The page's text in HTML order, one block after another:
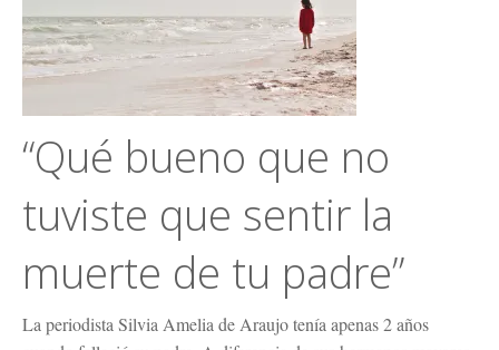
“Qué bueno que no
tuviste que sentir la
muerte de tu padre”
La periodista Silvia Amelia de Araujo tenía apenas 2 años